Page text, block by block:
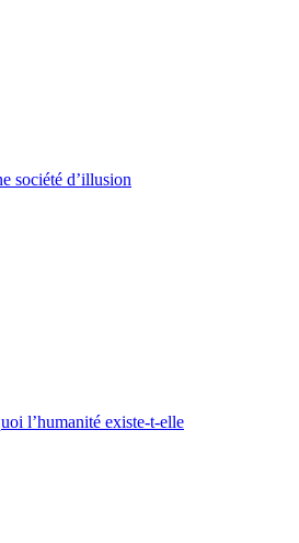
société d’illusion
l’humanité existe-t-elle